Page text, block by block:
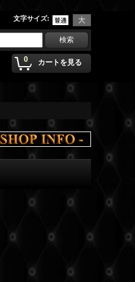
文字サイズ:
0 カートを見る